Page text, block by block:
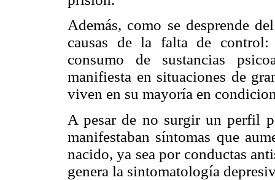
Además, como se desprende
causas de la falta de
consumo de sustancias
manifiesta en situaciones de
viven en su mayoría en
A pesar de no surgir un perfil
manifestaban síntomas que
nacido, ya sea por conductas
genera la sintomatología